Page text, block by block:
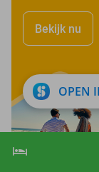
shopping_cart
hotel
Bekijk nu
OPEN